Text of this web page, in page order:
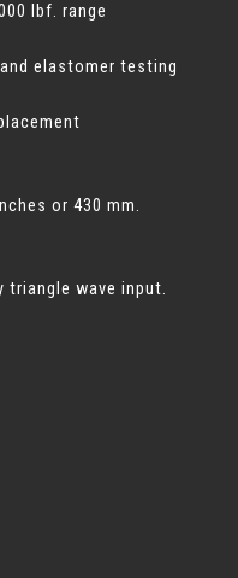
lbf. range
elastomer testing
or 430 mm.
triangle wave input.